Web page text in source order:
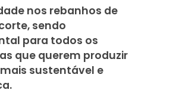
nos rebanhos de
sendo
para todos os
que querem produzir
sustentável e